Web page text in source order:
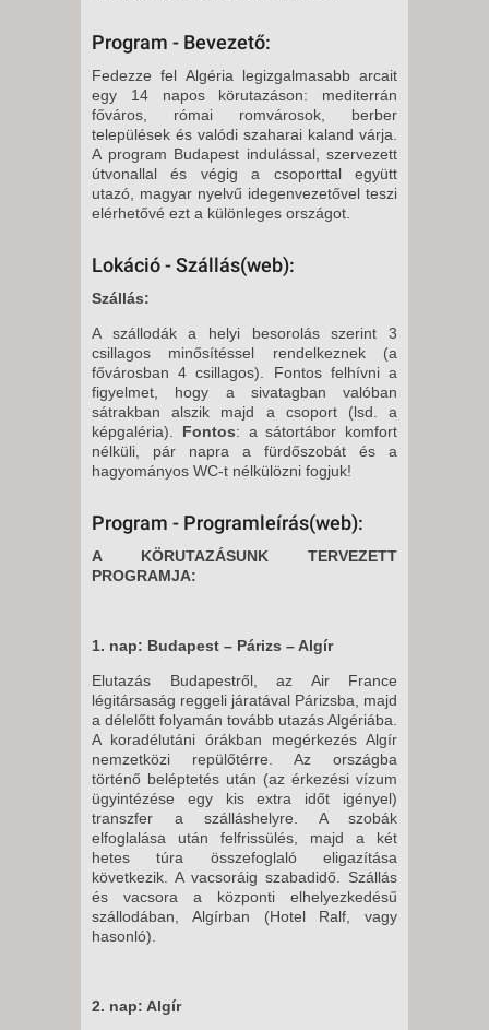
Program - Bevezető:
Fedezze fel Algéria legizgalmasabb arcait
egy 14 napos körutazáson: mediterrán
főváros, római romvárosok, berber
települések és valódi szaharai kaland várja.
A program Budapest indulással, szervezett
útvonallal és végig a csoporttal együtt
utazó, magyar nyelvű idegenvezetővel teszi
elérhetővé ezt a különleges országot.
Lokáció - Szállás(web):
Szállás:
A szállodák a helyi besorolás szerint 3
csillagos minősítéssel rendelkeznek (a
fővárosban 4 csillagos). Fontos felhívni a
figyelmet, hogy a sivatagban valóban
sátrakban alszik majd a csoport (lsd. a
képgaléria). Fontos: a sátortábor komfort
nélküli, pár napra a fürdőszobát és a
hagyományos WC-t nélkülözni fogjuk!
Program - Programleírás(web):
A KÖRUTAZÁSUNK TERVEZETT
PROGRAMJA:
1. nap: Budapest – Párizs – Algír
Elutazás Budapestről, az Air France
légitársaság reggeli járatával Párizsba, majd
a délelőtt folyamán tovább utazás Algériába.
A koradélutáni órákban megérkezés Algír
nemzetközi repülőtérre. Az országba
történő beléptetés után (az érkezési vízum
ügyintézése egy kis extra időt igényel)
transzfer a szálláshelyre. A szobák
elfoglalása után felfrissülés, majd a két
hetes túra összefoglaló eligazítása
következik. A vacsoráig szabadidő. Szállás
és vacsora a központi elhelyezkedésű
szállodában, Algírban (Hotel Ralf, vagy
hasonló).
2. nap: Algír